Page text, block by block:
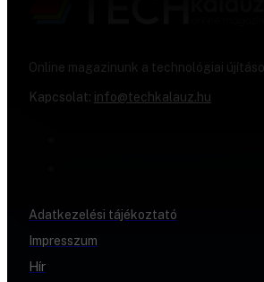
Online magazinunk a technológiai
Kapcsolat: info@techkalauz.hu
Adatkezelési tájékoztató
Impresszum
Hír